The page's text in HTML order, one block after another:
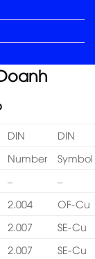
DIN
DIN
Number
Symbol
–
–
2.004
OF-Cu
2.007
SE-Cu
2.007
SE-Cu